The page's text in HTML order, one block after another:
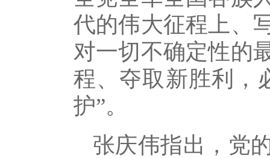
代的伟大征程上、
对一切不确定性的
程、夺取新胜利，
护”。
张庆伟指出，党